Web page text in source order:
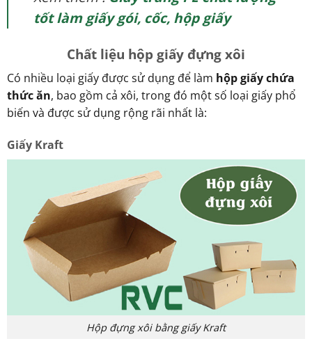
tốt làm giấy gói, cốc, hộp giấy
Chất liệu hộp giấy đựng xôi
Có nhiều loại giấy được sử dụng để làm hộp giấy chứa
thức ăn, bao gồm cả xôi, trong đó một số loại giấy phổ
biến và được sử dụng rộng rãi nhất là:
Giấy Kraft
Hộp đựng xôi bằng giấy Kraft